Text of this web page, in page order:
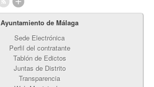
Ayuntamiento de Málaga
Sede Electrónica
Perfil del contratante
Tablón de Edictos
Juntas de Distrito
Transparencia